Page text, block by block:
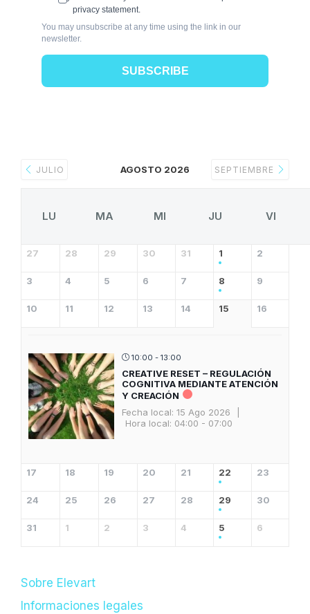
privacy statement.
You may unsubscribe at any time using the link in our
newsletter.
SUBSCRIBE
JULIO AGOSTO 2026 SEPTIEMBRE
LU MA MI JU VI
27 28 29 30 31 1 2
3 4 5 6 7 8 9
10 11 12 13 14 15 16
10:00 - 13:00
CREATIVE RESET – REGULACIÓN
COGNITIVA MEDIANTE ATENCIÓN
Y CREACIÓN
Fecha local: 15 Ago 2026
Hora local: 04:00 - 07:00
17 18 19 20 21 22 23
24 25 26 27 28 29 30
31 1 2 3 4 5 6
Sobre Elevart
Informaciones legales